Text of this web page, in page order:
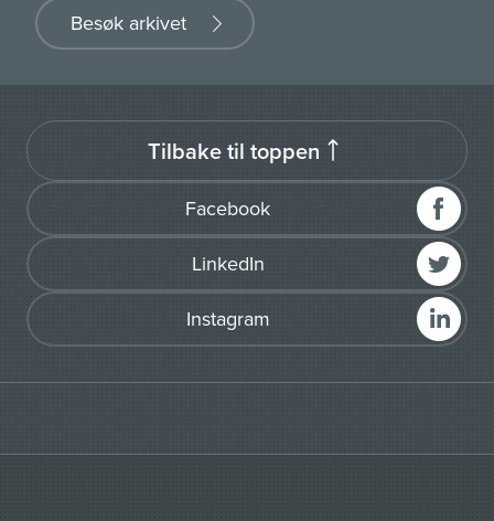
Besøk arkivet
Facebook
LinkedIn
Instagram
Tilbake til toppen